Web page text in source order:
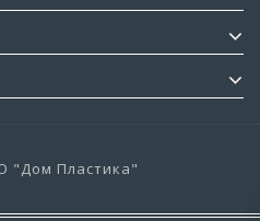
"Дом Пластика"